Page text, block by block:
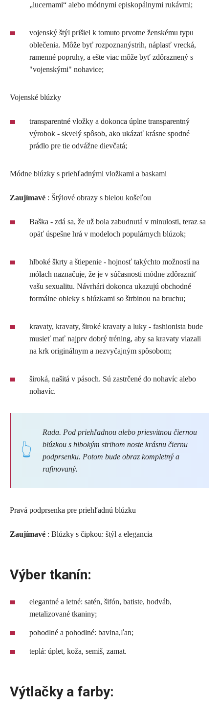
„lucernami“ alebo módnymi episkopálnymi rukávmi;
vojenský štýl prišiel k tomuto prvotne ženskému typu
oblečenia. Môže byť rozpoznanýstrih, náplasť vrecká,
ramenné popruhy, a ešte viac môže byť zdôraznený s
"vojenskými" nohavice;
Vojenské blúzky
transparentné vložky a dokonca úplne transparentný
výrobok - skvelý spôsob, ako ukázať krásne spodné
prádlo pre tie odvážne dievčatá;
Módne blúzky s priehľadnými vložkami a baskami
Zaujímavé : Štýlové obrazy s bielou košeľou
Baška - zdá sa, že už bola zabudnutá v minulosti, teraz sa
opäť úspešne hrá v modeloch populárnych blúzok;
hlboké škrty a štiepenie - hojnosť takýchto možností na
mólach naznačuje, že je v súčasnosti módne zdôrazniť
vašu sexualitu. Návrhári dokonca ukazujú obchodné
formálne obleky s blúzkami so štrbinou na bruchu;
kravaty, kravaty, široké kravaty a luky - fashionista bude
musieť mať najprv dobrý tréning, aby sa kravaty viazali
na krk originálnym a nezvyčajným spôsobom;
široká, našitá v pásoch. Sú zastrčené do nohavíc alebo
nohavíc.
Rada. Pod priehľadnou alebo priesvitnou čiernou
blúzkou s hlbokým strihom noste krásnu čiernu
podprsenku. Potom bude obraz kompletný a
rafinovaný.
Pravá podprsenka pre priehľadnú blúzku
Zaujímavé : Blúzky s čipkou: štýl a elegancia
Výber tkanín:
elegantné a letné: satén, šifón, batiste, hodváb,
metalizované tkaniny;
pohodlné a pohodlné: bavlna,ľan;
teplá: úplet, koža, semiš, zamat.
Výtlačky a farby: